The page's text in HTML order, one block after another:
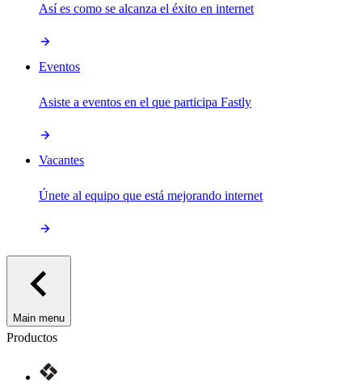
Así es como se alcanza el éxito en internet
Eventos
Asiste a eventos en el que participa Fastly
Vacantes
Únete al equipo que está mejorando internet
Main menu
Productos